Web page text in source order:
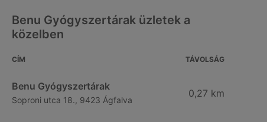
Benu Gyógyszertárak üzletek a
közelben
CÍM TÁVOLSÁG
Benu Gyógyszertárak
Soproni utca 18., 9423 Ágfalva
0,27 km